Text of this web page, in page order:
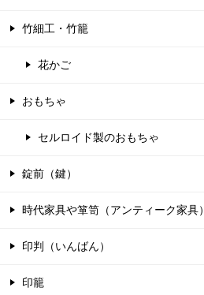
竹細工・竹籠
花かご
おもちゃ
セルロイド製のおもちゃ
錠前（鍵）
時代家具や箪笥（アンティーク家具）
印判（いんばん）
印籠